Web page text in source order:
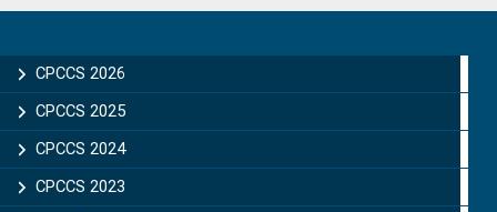
Sidebar
CPCCS 2026
CPCCS 2025
CPCCS 2024
CPCCS 2023